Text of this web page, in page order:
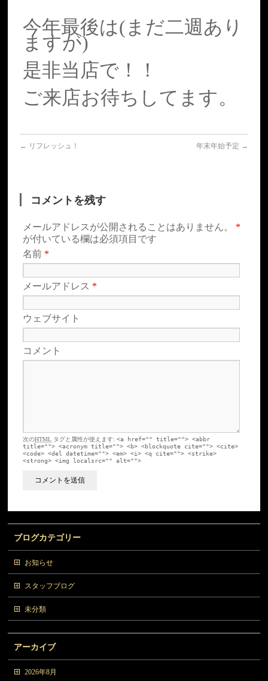
今年最後は(まだ二週あり
ますが)
是非当店で！！
ご来店お待ちしてます。
← リフレッシュ！ 年末年始予定 →
コメントを残す
メールアドレスが公開されることはありません。 *
が付いている欄は必須項目です
名前 *
メールアドレス *
ウェブサイト
コメント
次のHTML タグと属性が使えます:<a href="" title=""> <abbr
title=""> <acronym title=""> <b> <blockquote cite=""> <cite>
<code> <del datetime=""> <em> <i> <q cite=""> <strike>
<strong> <img localsrc="" alt="">
ブログカテゴリー
お知らせ
スタッフブログ
未分類
アーカイブ
2026年8月